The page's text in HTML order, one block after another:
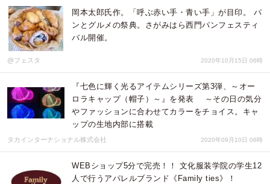
岡本太郎氏作。「呼ぶ赤い手・青い手」が目印。 パ
ンとグルメの祭典。さがみはら西門パンフェスティ
バル開催。
@フェスタ 2020年10月15日 06時
『七色に輝く光るアイテムシリーズ第3弾、～オー
ロラキャップ（帽子）～』を発表 ～その日の気分
やファッションに合わせてカラーをチョイス。キャ
ップの生地内部に搭載
タカインターナショナル株式会社 2020年09月10日 06時
WEBショップ5分で完売！！ 文化服装学院の学生12
人で行うアパレルブランド《Family ties》！